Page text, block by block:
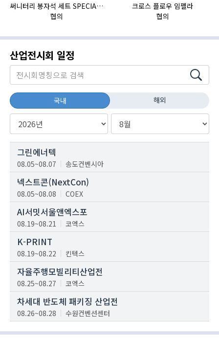
써니터리 봉자석 세트 SPECIAL , 봉자석 , 자석봉 , 호퍼용자석 , 전자석
협의
크로스 플로우 임펠라
협의
산업전시회 일정
국내 해외
그린에너텍
08.05~08.07 송도컨벤시아
넥스트콘(NextCon)
08.05~08.08 COEX
AI서밋서울앤엑스포
08.19~08.21 코엑스
K-PRINT
08.19~08.22 킨텍스
자율주행모빌리티산업전
08.25~08.27 코엑스
차세대 반도체 패키징 산업전
08.26~08.28 수원컨벤션센터